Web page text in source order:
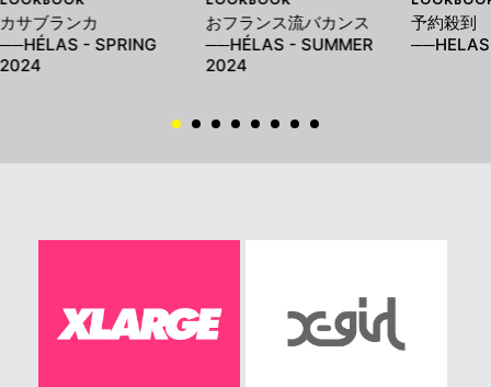
カサブランカ
──HÉLAS - SPRING
2024
おフランス流バカンス
──HÉLAS - SUMMER
2024
予約殺到